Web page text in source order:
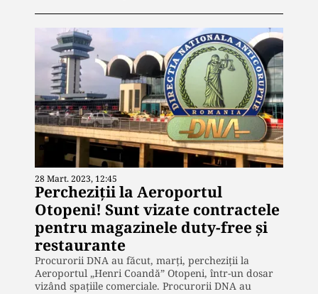
28 Mart. 2023, 12:45
Percheziții la Aeroportul
Otopeni! Sunt vizate contractele
pentru magazinele duty-free și
restaurante
Procurorii DNA au făcut, marți, percheziții la
Aeroportul „Henri Coandă” Otopeni, într-un dosar
vizând spațiile comerciale. Procurorii DNA au